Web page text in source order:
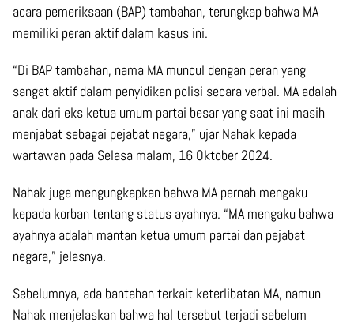
acara pemeriksaan (BAP) tambahan, terungkap bahwa MA
memiliki peran aktif dalam kasus ini.
“Di BAP tambahan, nama MA muncul dengan peran yang
sangat aktif dalam penyidikan polisi secara verbal. MA adalah
anak dari eks ketua umum partai besar yang saat ini masih
menjabat sebagai pejabat negara,” ujar Nahak kepada
wartawan pada Selasa malam, 16 Oktober 2024.
Nahak juga mengungkapkan bahwa MA pernah mengaku
kepada korban tentang status ayahnya. “MA mengaku bahwa
ayahnya adalah mantan ketua umum partai dan pejabat
negara,” jelasnya.
Sebelumnya, ada bantahan terkait keterlibatan MA, namun
Nahak menjelaskan bahwa hal tersebut terjadi sebelum